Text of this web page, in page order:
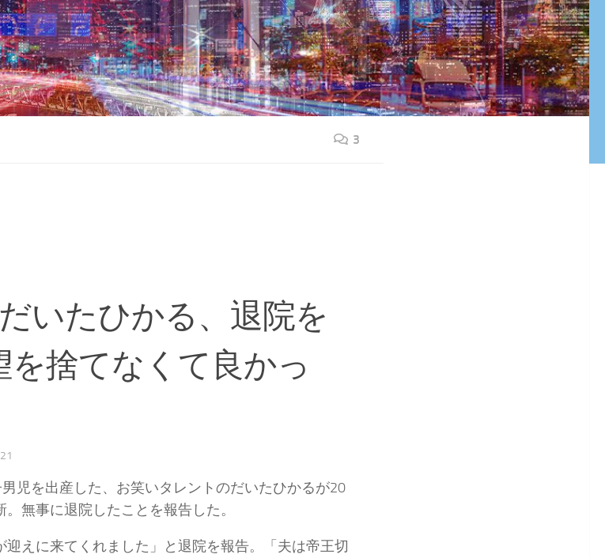
3
いたひかる、退院を
を捨てなくて良かっ
児を出産した、お笑いタレントのだいたひかるが20
無事に退院したことを報告した。
迎えに来てくれました」と退院を報告。「夫は帝王切